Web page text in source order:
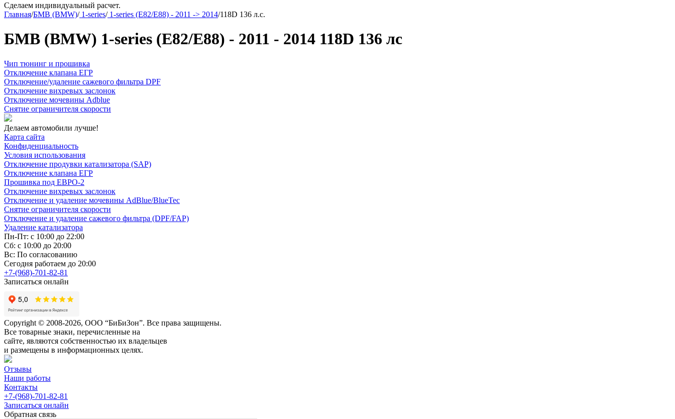
Сделаем индивидуальный расчет.
Главная/БМВ (BMW)/1-series/1-series (E82/E88) - 2011 -> 2014/118D 136 л.с.
БМВ (BMW) 1-series (E82/E88) - 2011 - 2014 118D 136 лс
Чип тюнинг и прошивка
Отключение клапана ЕГР
Отключение/удаление сажевого фильтра DPF
Отключение вихревых заслонок
Отключение мочевины Adblue
Снятие ограничителя скорости
Делаем автомобили лучше!
Карта сайта
Конфиденциальность
Условия использования
Отключение продувки катализатора (SAP)
Отключение клапана ЕГР
Прошивка под ЕВРО-2
Отключение вихревых заслонок
Отключение и удаление мочевины AdBlue/BlueTec
Снятие ограничителя скорости
Отключение и удаление сажевого фильтра (DPF/FAP)
Удаление катализатора
Пн-Пт: с 10:00 до 22:00
Сб: с 10:00 до 20:00
Вс: По согласованию
Сегодня работаем до 20:00
+7-(968)-701-82-81
Записаться онлайн
Copyright © 2008-2026, ООО “БиБиЗон”. Все права защищены.
Все товарные знаки, перечисленные на
сайте, являются собственностью их владельцев
и размещены в информационных целях.
Отзывы
Наши работы
Контакты
+7-(968)-701-82-81
Записаться онлайн
Обратная связь